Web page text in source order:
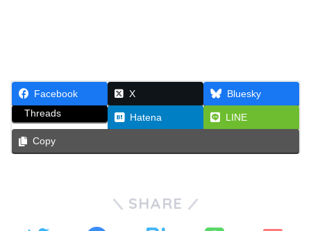
Facebook X
Bluesky
Threads
Hatena LINE
Copy
SHARE